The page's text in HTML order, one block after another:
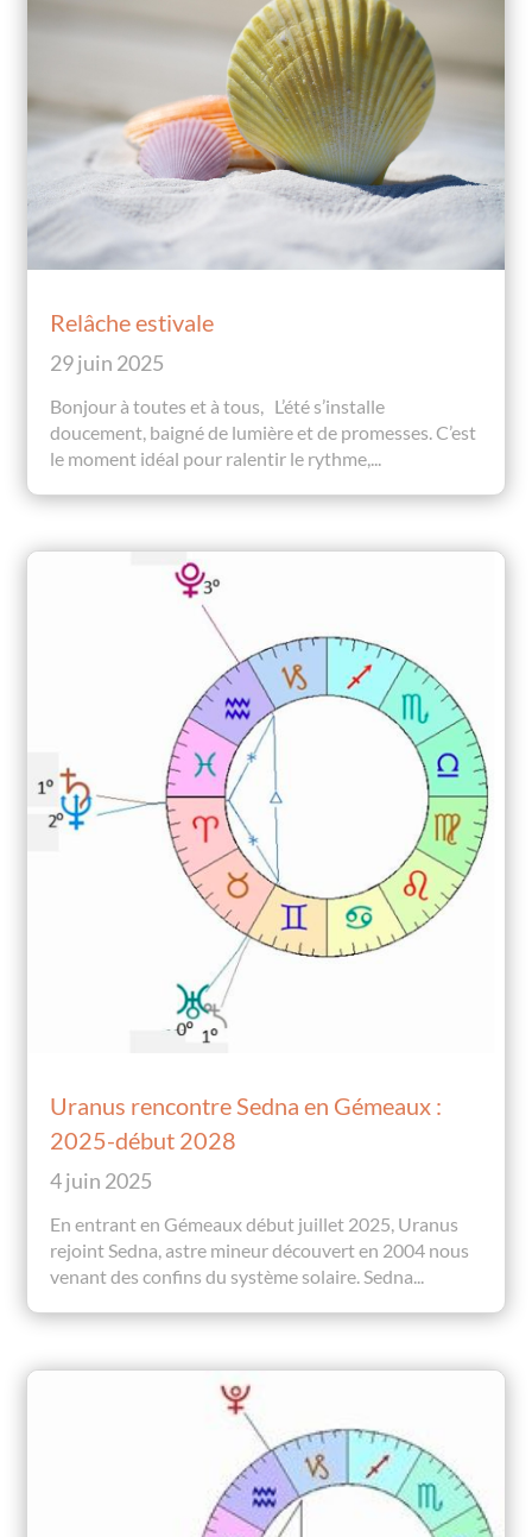
Relâche estivale
29 juin 2025
Bonjour à toutes et à tous, L’été s’installe
doucement, baigné de lumière et de promesses. C’est
le moment idéal pour ralentir le rythme,...
Uranus rencontre Sedna en Gémeaux :
2025-début 2028
4 juin 2025
En entrant en Gémeaux début juillet 2025, Uranus
rejoint Sedna, astre mineur découvert en 2004 nous
venant des confins du système solaire. Sedna...